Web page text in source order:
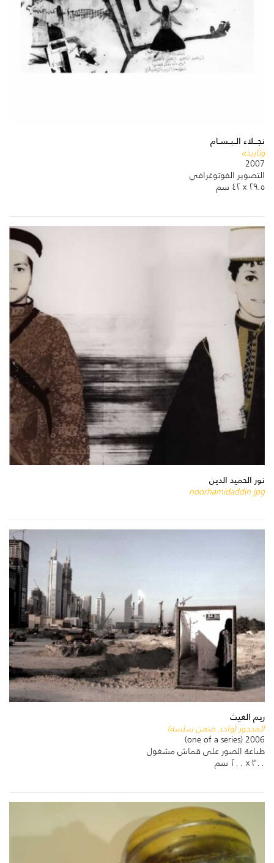
نجـــلاء الــبــســام
وتاريخه
2007
التصوير الفوتوغرافي
٢٩.٥ x ٤٢ سم
نور الحميد الدين
noorhamidaddin jpg
ريم الغيث
المحجور (واحد ضمن سلسة)
2006 (one of a series)
طباعة الصور على قماش مشغول
٣٠٠ x ٢٠٠ سم